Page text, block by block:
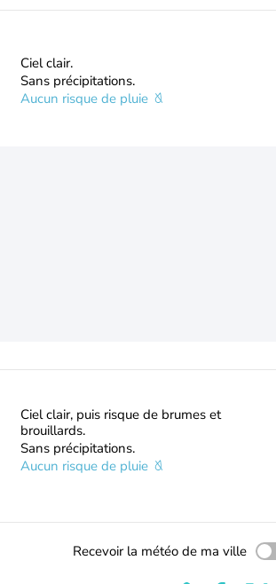
Ciel clair.
Sans précipitations.
Aucun risque de pluie
Ciel clair, puis risque de brumes et
brouillards.
Sans précipitations.
Aucun risque de pluie
Recevoir la météo de ma ville